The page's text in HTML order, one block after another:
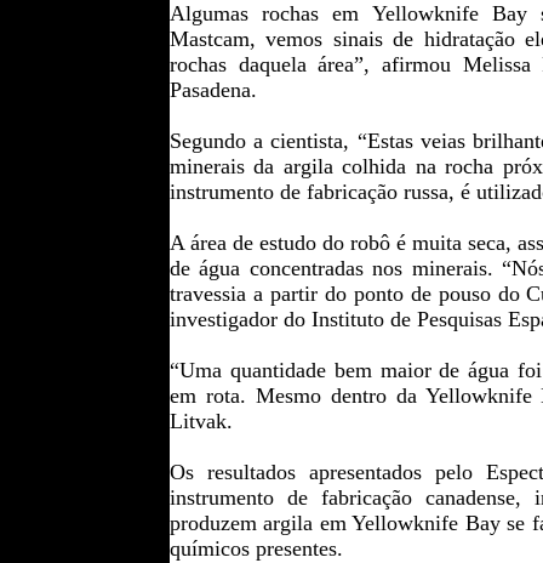
Algumas rochas em Yellowknife Bay
Mastcam, vemos sinais de hidratação
rochas daquela área”, afirmou
Pasadena.
Segundo a cientista, “Estas veias
minerais da argila colhida na rocha
instrumento de fabricação russa, é
A área de estudo do robô é muita seca,
de água concentradas nos minerais.
travessia a partir do ponto de pouso do
investigador do Instituto de Pesquisas
“Uma quantidade bem maior de água
em rota. Mesmo dentro da Yellowknife
Litvak.
Os resultados apresentados pelo
instrumento de fabricação
produzem argila em Yellowknife Bay se
químicos presentes.